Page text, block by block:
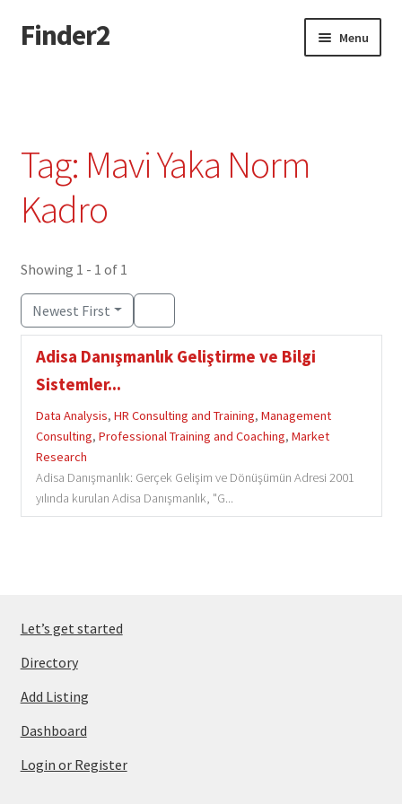
Skip
to
Skip
to
Finder2 Menu
Tag: Mavi Yaka Norm
Kadro
Showing 1 - 1 of 1
Newest First
Adisa Danışmanlık Geliştirme ve Bilgi
Sistemler...
Data Analysis, HR Consulting and Training, Management
Consulting, Professional Training and Coaching, Market
Research
Adisa Danışmanlık: Gerçek Gelişim ve Dönüşümün Adresi 2001
yılında kurulan Adisa Danışmanlık, "G...
Let’s get started
Directory
Add Listing
Dashboard
Login or Register